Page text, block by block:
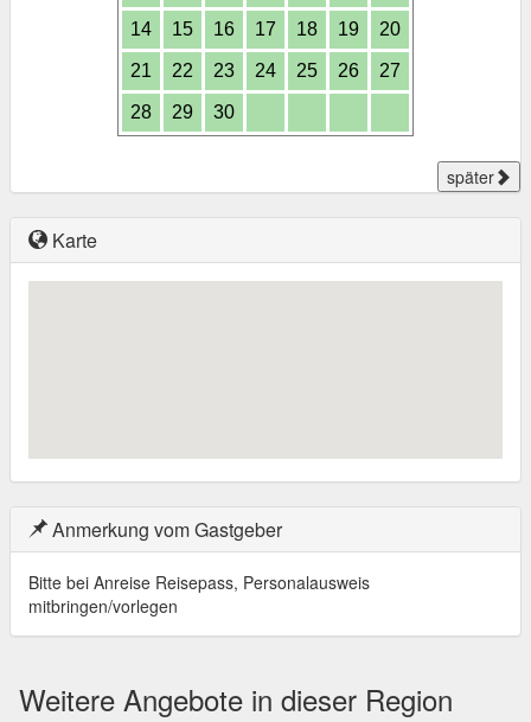
14 15 16 17 18 19 20
21 22 23 24 25 26 27
28 29 30
später
Karte
Anmerkung vom Gastgeber
Bitte bei Anreise Reisepass, Personalausweis
mitbringen/vorlegen
Weitere Angebote in dieser Region